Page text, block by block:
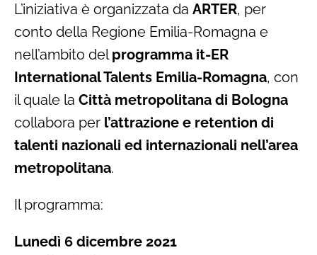
L’iniziativa è organizzata da ARTER, per
conto della Regione Emilia-Romagna e
nell’ambito delprogramma it-ER
International Talents Emilia-Romagna, con
il quale la Città metropolitana di Bologna
collabora per l’attrazione e retention di
talenti nazionali ed internazionali nell’area
metropolitana.
Il programma:
Lunedì 6 dicembre 2021